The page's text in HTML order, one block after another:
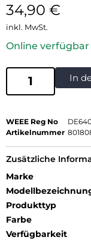
34,90 €
inkl. MwSt.
Online verfügbar
In
WEEE Reg No
Artikelnummer
Zusätzliche
Marke
Produkttyp
Farbe
Verfügbarkeit